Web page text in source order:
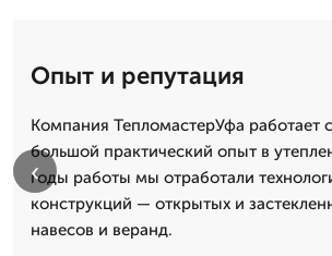
Опыт и репутация
Компания ТепломастерУфа работает
большой практический опыт в
годы работы мы отработали
конструкций — открытых и
навесов и веранд.
‹